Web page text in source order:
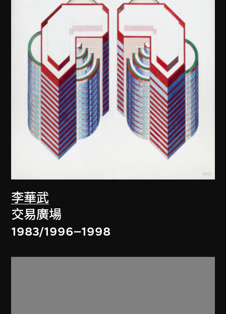
李華武
交易廣場
1983/1996–1998